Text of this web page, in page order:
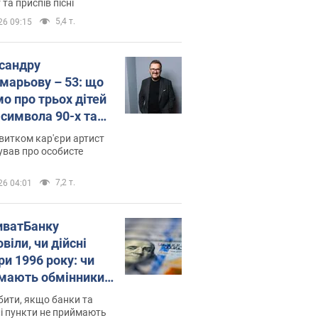
приспів пісні
09:15 5,4 т.
– 53: що
про трьох дітей
90-х та
вони
кар'єри артист
про особисте
04:01 7,2 т.
чи дійсні
1996 року: чи
обмінники
такі купюри
якщо банки та
пункти не приймають